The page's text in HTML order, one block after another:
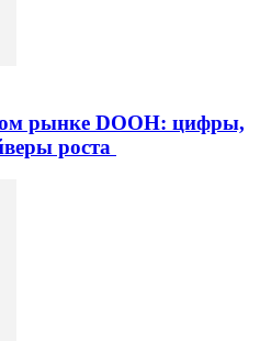
рынке DOOH: цифры,
роста